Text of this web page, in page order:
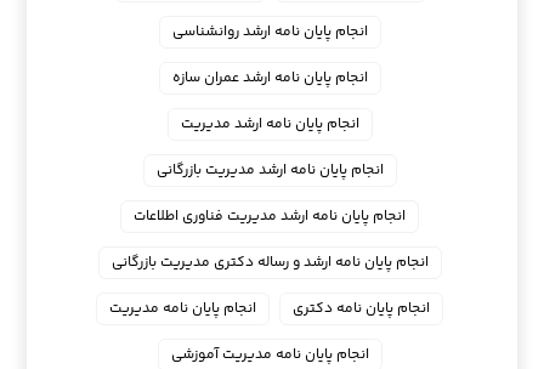
انجام پایان نامه ارشد روانشناسی
انجام پایان نامه ارشد عمران سازه
انجام پایان نامه ارشد مدیریت
انجام پایان نامه ارشد مدیریت بازرگانی
انجام پایان نامه ارشد مدیریت فناوری اطلاعات
انجام پایان نامه ارشد و رساله دکتری مدیریت بازرگانی
انجام پایان نامه دکتری
انجام پایان نامه مدیریت
انجام پایان نامه مدیریت آموزشی